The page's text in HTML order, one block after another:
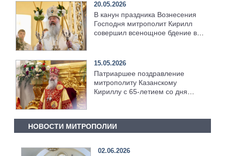
20.05.2026
В канун праздника Вознесения
Господня митрополит Кирилл
совершил всенощное бдение в
15.05.2026
Патриаршее поздравление
митрополиту Казанскому
Кириллу с 65-летием со дня
НОВОСТИ МИТРОПОЛИИ
02.06.2026